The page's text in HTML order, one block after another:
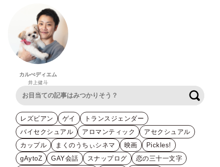
カルぺディエム
井上健斗
レズビアン ゲイ
トランスジェンダー
バイセクシュアル
アロマンティック
アセクシュアル
カップル
まくのうちぃシネマ 映画
Pickles!
gAytoZ
GAY会話 スナップログ
恋の三十一文字